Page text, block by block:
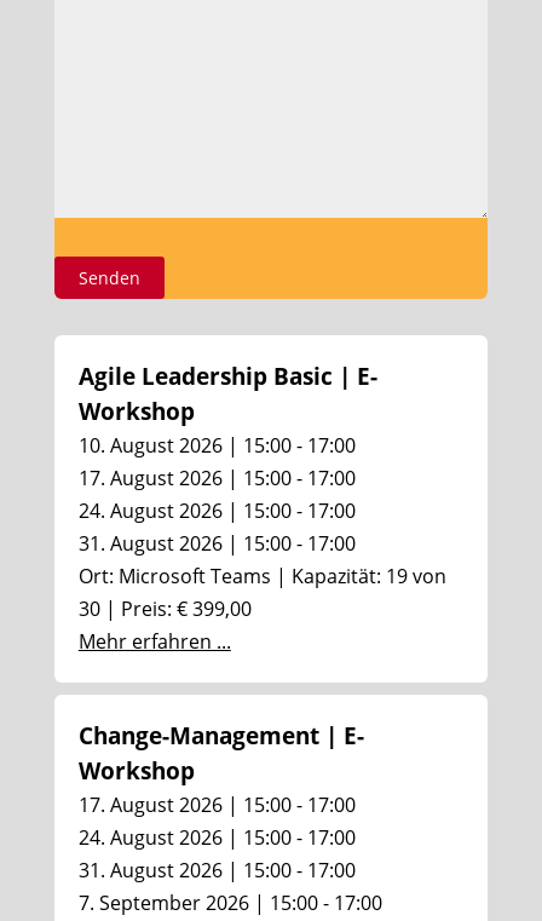
Agile Leadership Basic | E-
Workshop
10. August 2026 | 15:00 - 17:00
17. August 2026 | 15:00 - 17:00
24. August 2026 | 15:00 - 17:00
31. August 2026 | 15:00 - 17:00
Ort: Microsoft Teams | Kapazität: 19 von
30 | Preis: € 399,00
Mehr erfahren ...
Change-Management | E-
Workshop
17. August 2026 | 15:00 - 17:00
24. August 2026 | 15:00 - 17:00
31. August 2026 | 15:00 - 17:00
7. September 2026 | 15:00 - 17:00